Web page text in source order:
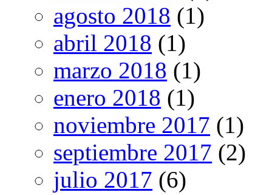
agosto 2018 (1)
abril 2018 (1)
marzo 2018 (1)
enero 2018 (1)
noviembre 2017 (1)
septiembre 2017 (2)
julio 2017 (6)